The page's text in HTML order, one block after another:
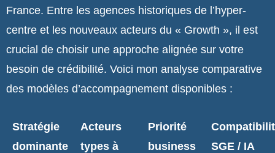
France. Entre les agences historiques de l’hyper-
centre et les nouveaux acteurs du « Growth », il est
crucial de choisir une approche alignée sur votre
besoin de crédibilité. Voici mon analyse comparative
des modèles d’accompagnement disponibles :
Stratégie
dominante
Acteurs
types à
Priorité
business
SGE / IA